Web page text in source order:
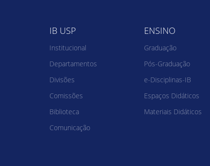
IB USP
Institucional
Departamentos
Divisões
Comissões
Biblioteca
Comunicação
ENSINO
Graduação
Pós-Graduação
e-Disciplinas-IB
Espaços Didáticos
Materiais Didáticos